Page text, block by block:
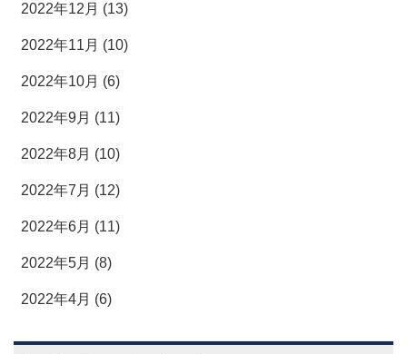
2022年12月 (13)
2022年11月 (10)
2022年10月 (6)
2022年9月 (11)
2022年8月 (10)
2022年7月 (12)
2022年6月 (11)
2022年5月 (8)
2022年4月 (6)